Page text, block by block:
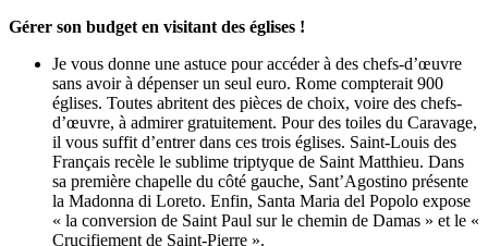
Gérer son budget en visitant des églises !
Je vous donne une astuce pour accéder à des chefs-d’œuvre
sans avoir à dépenser un seul euro. Rome compterait 900
églises. Toutes abritent des pièces de choix, voire des chefs-
d’œuvre, à admirer gratuitement. Pour des toiles du Caravage,
il vous suffit d’entrer dans ces trois églises. Saint-Louis des
Français recèle le sublime triptyque de Saint Matthieu. Dans
sa première chapelle du côté gauche, Sant’Agostino présente
la Madonna di Loreto. Enfin, Santa Maria del Popolo expose
« la conversion de Saint Paul sur le chemin de Damas » et le «
Crucifiement de Saint-Pierre ».